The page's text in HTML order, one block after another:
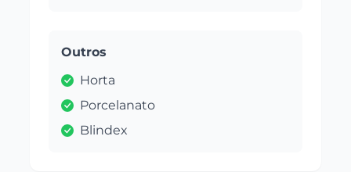
Outros
Horta
Porcelanato
Blindex